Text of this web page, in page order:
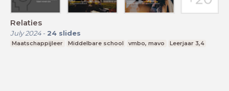
Relaties
July 2024- 24 slides
Maatschappijleer Middelbare school vmbo, mavo Leerjaar 3,4